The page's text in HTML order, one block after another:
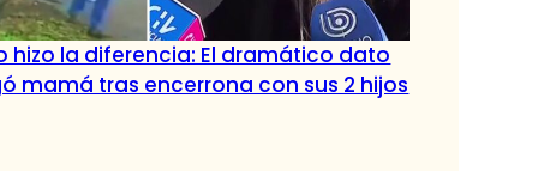
hizo la diferencia: El dramático dato
mamá tras encerrona con sus 2 hijos